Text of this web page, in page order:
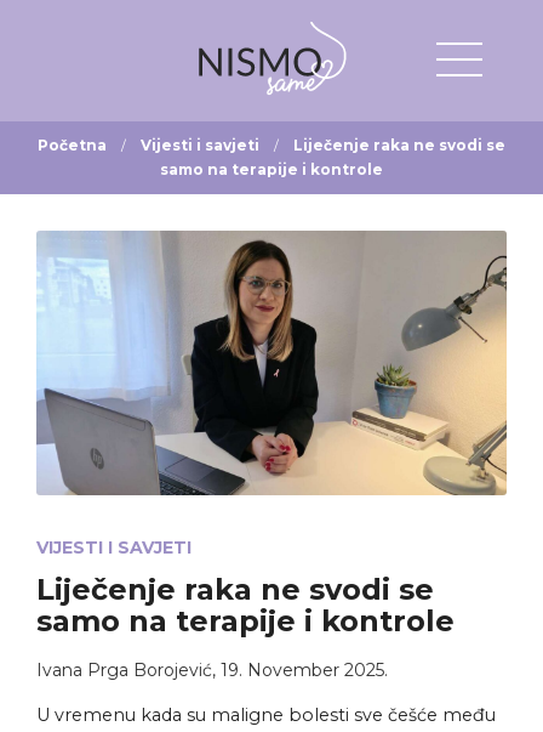
Početna Vijesti i savjeti
Liječenje raka ne svodi se
samo na terapije i kontrole
VIJESTI I SAVJETI
Liječenje raka ne svodi se
samo na terapije i kontrole
Ivana Prga Borojević, 19. November 2025.
U vremenu kada su maligne bolesti sve češće među